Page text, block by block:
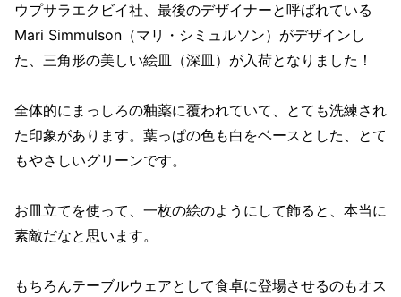
ウプサラエクビイ社、最後のデザイナーと呼ばれている
Mari Simmulson（マリ・シミュルソン）がデザインし
た、三角形の美しい絵皿（深皿）が入荷となりました！
全体的にまっしろの釉薬に覆われていて、とても洗練され
た印象があります。葉っぱの色も白をベースとした、とて
もやさしいグリーンです。
お皿立てを使って、一枚の絵のようにして飾ると、本当に
素敵だなと思います。
もちろんテーブルウェアとして食卓に登場させるのもオス